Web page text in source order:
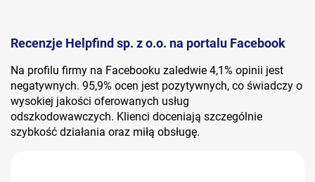
Recenzje Helpfind sp. z o.o. na portalu Facebook
Na profilu firmy na Facebooku zaledwie 4,1% opinii jest
negatywnych. 95,9% ocen jest pozytywnych, co świadczy o
wysokiej jakości oferowanych usług
odszkodowawczych. Klienci doceniają szczególnie
szybkość działania oraz miłą obsługę.